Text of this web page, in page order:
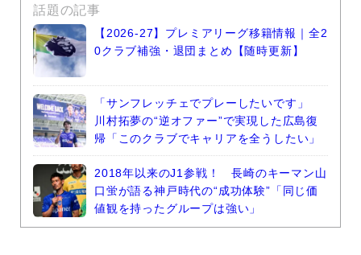
話題の記事
【2026-27】プレミアリーグ移籍情報｜全2
0クラブ補強・退団まとめ【随時更新】
「サンフレッチェでプレーしたいです」
川村拓夢の“逆オファー”で実現した広島復
帰「このクラブでキャリアを全うしたい」
2018年以来のJ1参戦！ 長崎のキーマン山
口蛍が語る神戸時代の“成功体験”「同じ価
値観を持ったグループは強い」